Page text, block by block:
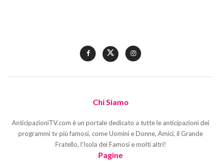
Chi Siamo
AnticipazioniTV.com è un portale dedicato a tutte le anticipazioni dei
programmi tv più famosi, come Uomini e Donne, Amici, il Grande
Fratello, l'Isola dei Famosi e molti altri!
Pagine